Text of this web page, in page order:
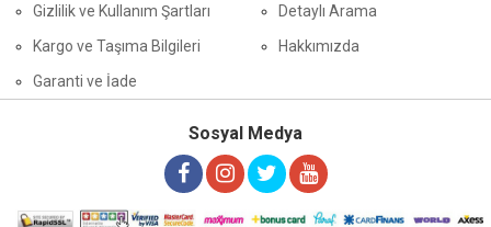
Gizlilik ve Kullanım Şartları
Kargo ve Taşıma Bilgileri
Garanti ve İade
Detaylı Arama
Hakkımızda
Sosyal Medya